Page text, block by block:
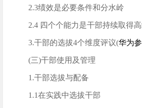
2.3绩效是必要条件和分水岭
2.4 四个个能力是干部持续取得
3.干部的选拔4个维度评议(华为
(三)干部使用及管理
1.干部选拔与配备
1.1在实践中选拔干部